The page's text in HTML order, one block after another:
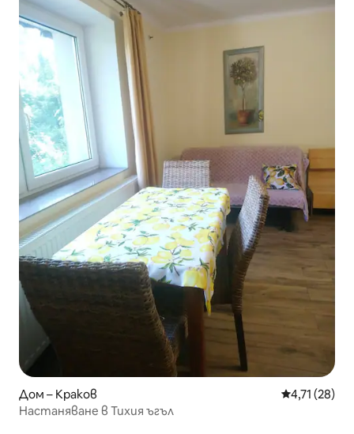
Дом – Краков Средна
4,71 (28)
Настаняване в Тихия ъгъл